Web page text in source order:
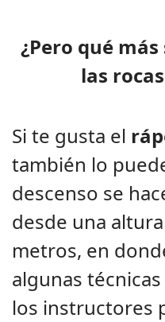
¿Pero qué
las
Si te gusta el
también lo
descenso se
desde una
metros, en
algunas
los instructores